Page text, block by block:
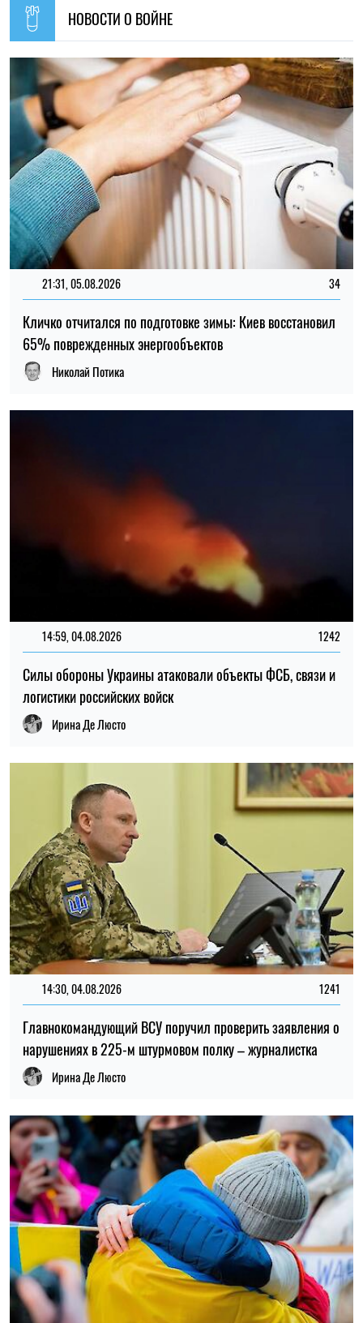
НОВОСТИ О ВОЙНЕ
21:31, 05.08.2026 34
Кличко отчитался по подготовке зимы: Киев восстановил
65% поврежденных энергообъектов
Николай Потика
14:59, 04.08.2026 1242
Силы обороны Украины атаковали объекты ФСБ, связи и
логистики российских войск
Ирина Де Люсто
14:30, 04.08.2026 1241
Главнокомандующий ВСУ поручил проверить заявления о
нарушениях в 225-м штурмовом полку – журналистка
Ирина Де Люсто